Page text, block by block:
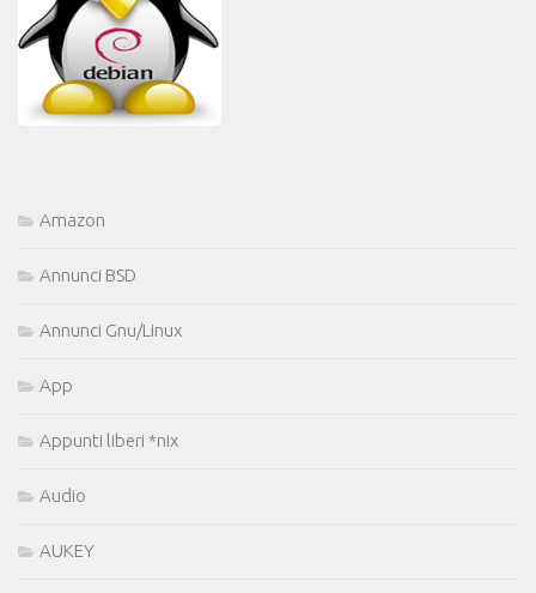
Amazon
Annunci BSD
Annunci Gnu/Linux
App
Appunti liberi *nix
Audio
AUKEY